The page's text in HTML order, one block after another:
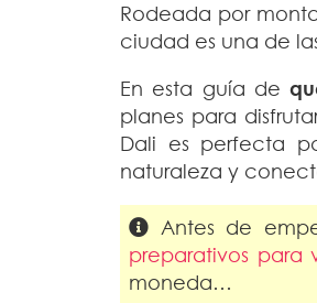
Rodeada por
ciudad es una de
En esta guía de
planes para
Dali es perfecta
naturaleza y
Antes de
preparativos para
moneda…